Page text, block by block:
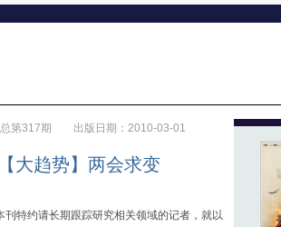
总第317期 出版日期：2010-03-01
【大趋势】两会求变
刊特约请长期跟踪研究相关领域的记者，就以